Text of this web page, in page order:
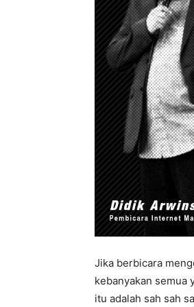
Jika berbicara
kebanyakan semua
itu adalah sah sah